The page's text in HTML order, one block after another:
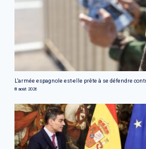
L'armée espagnole est-elle prête à se défendre
8 août 2026